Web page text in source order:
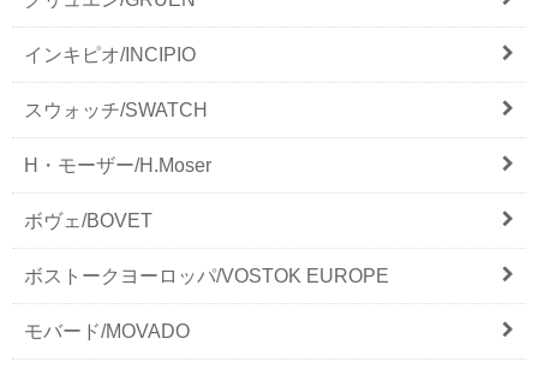
インキピオ/INCIPIO
スウォッチ/SWATCH
H・モーザー/H.Moser
ボヴェ/BOVET
ボストークヨーロッパ/VOSTOK EUROPE
モバード/MOVADO